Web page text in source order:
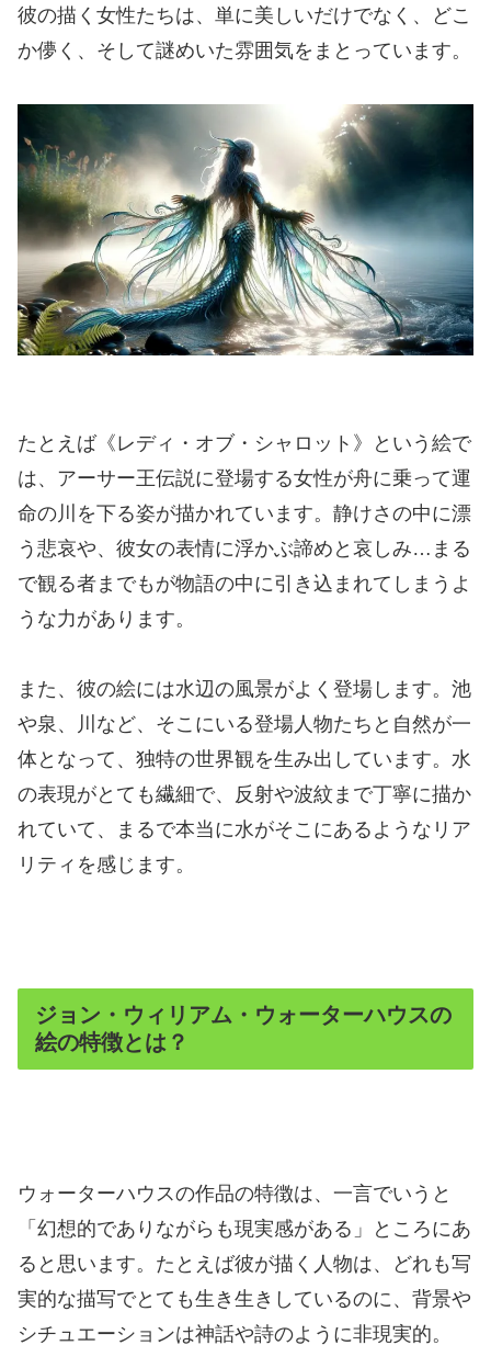
彼の描く女性たちは、単に美しいだけでなく、どこ
か儚く、そして謎めいた雰囲気をまとっています。
たとえば《レディ・オブ・シャロット》という絵で
は、アーサー王伝説に登場する女性が舟に乗って運
命の川を下る姿が描かれています。静けさの中に漂
う悲哀や、彼女の表情に浮かぶ諦めと哀しみ…まる
で観る者までもが物語の中に引き込まれてしまうよ
うな力があります。
また、彼の絵には水辺の風景がよく登場します。池
や泉、川など、そこにいる登場人物たちと自然が一
体となって、独特の世界観を生み出しています。水
の表現がとても繊細で、反射や波紋まで丁寧に描か
れていて、まるで本当に水がそこにあるようなリア
リティを感じます。
ジョン・ウィリアム・ウォーターハウスの
絵の特徴とは？
ウォーターハウスの作品の特徴は、一言でいうと
「幻想的でありながらも現実感がある」ところにあ
ると思います。たとえば彼が描く人物は、どれも写
実的な描写でとても生き生きしているのに、背景や
シチュエーションは神話や詩のように非現実的。